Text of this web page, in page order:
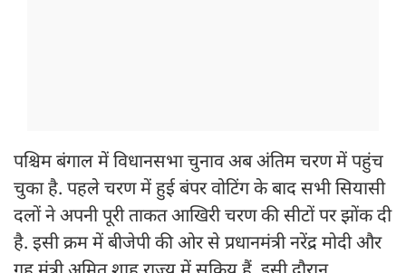
पश्चिम बंगाल में विधानसभा चुनाव अब अंतिम चरण में पहुंच
चुका है. पहले चरण में हुई बंपर वोटिंग के बाद सभी सियासी
दलों ने अपनी पूरी ताकत आखिरी चरण की सीटों पर झोंक दी
है. इसी क्रम में बीजेपी की ओर से प्रधानमंत्री नरेंद्र मोदी और